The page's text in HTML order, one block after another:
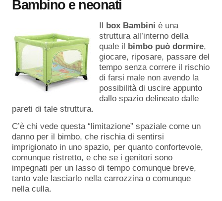
Bambino e neonati
Il box Bambini è una
struttura all’interno della
quale il bimbo può dormire,
giocare, riposare, passare del
tempo senza correre il rischio
di farsi male non avendo la
possibilità di uscire appunto
dallo spazio delineato dalle
pareti di tale struttura.
C’è chi vede questa “limitazione” spaziale come un
danno per il bimbo, che rischia di sentirsi
imprigionato in uno spazio, per quanto confortevole,
comunque ristretto, e che se i genitori sono
impegnati per un lasso di tempo comunque breve,
tanto vale lasciarlo nella carrozzina o comunque
nella culla.